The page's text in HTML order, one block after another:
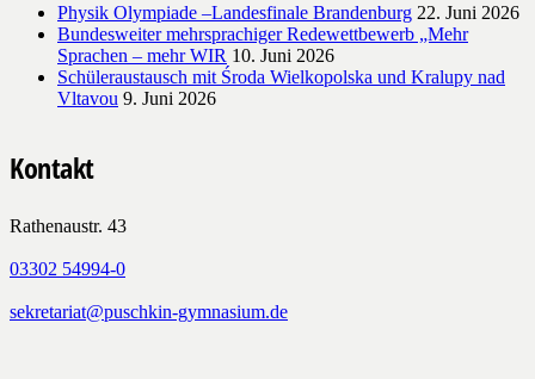
Physik Olympiade –Landesfinale Brandenburg 22. Juni 2026
Bundesweiter mehrsprachiger Redewettbewerb „Mehr
Sprachen – mehr WIR 10. Juni 2026
Schüleraustausch mit Środa Wielkopolska und Kralupy nad
Vltavou 9. Juni 2026
Kontakt
Rathenaustr. 43
03302 54994-0
sekretariat@puschkin-gymnasium.de